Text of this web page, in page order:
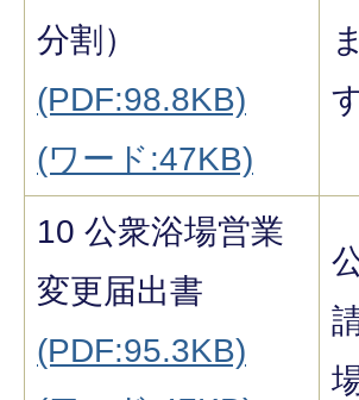
分割）
(PDF:98.8KB)
(ワード:47KB)
10 公衆浴場営業
変更届出書
(PDF:95.3KB)